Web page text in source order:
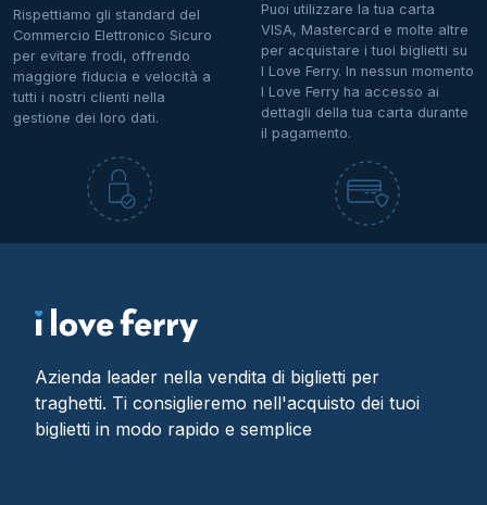
Rispettiamo gli standard del
Commercio Elettronico Sicuro
per evitare frodi, offrendo
maggiore fiducia e velocità a
tutti i nostri clienti nella
gestione dei loro dati.
Puoi utilizzare la tua carta
VISA, Mastercard e molte altre
per acquistare i tuoi biglietti su
I Love Ferry. In nessun momento
I Love Ferry ha accesso ai
dettagli della tua carta durante
il pagamento.
Azienda leader nella vendita di biglietti per
traghetti. Ti consiglieremo nell'acquisto dei tuoi
biglietti in modo rapido e semplice